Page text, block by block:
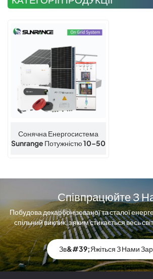
Сонячна Енергосистема
Sunrange Потужністю 10–50
Співпрацюйте З
Побудова декарбонізованої та сталої
спільний виклик, з яким стикається весь
компанією з виробництва
Зв&#39;яжіться З Нами